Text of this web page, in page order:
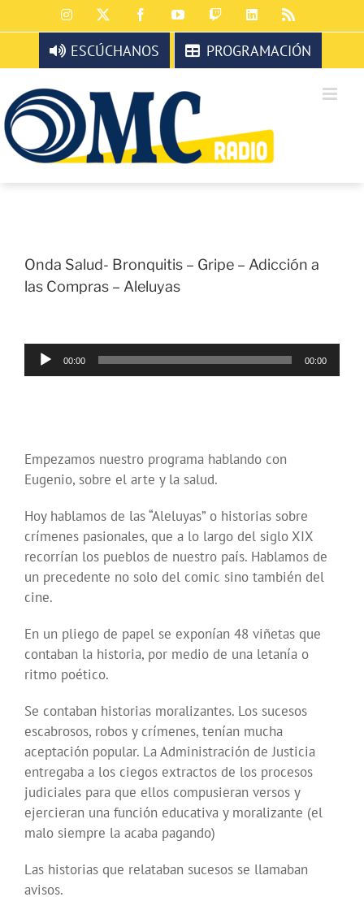
al
contenido
Instagram FacebookYouTubeTwitchLinkedIn
ESCÚCHANOS PROGRAMACIÓN
Onda Salud- Bronquitis – Gripe – Adicción a
las Compras – Aleluyas
Reproductor
de
00:00 00:00
Empezamos nuestro programa hablando con
Eugenio, sobre el arte y la salud.
Hoy hablamos de las “Aleluyas” o historias sobre
crímenes pasionales, que a lo largo del siglo XIX
recorrían los pueblos de nuestro país. Hablamos de
un precedente no solo del comic sino también del
cine.
En un pliego de papel se exponían 48 viñetas que
contaban la historia, por medio de una letanía o
ritmo poético.
Se contaban historias moralizantes. Los sucesos
escabrosos, robos y crímenes, tenían mucha
aceptación popular. La Administración de Justicia
entregaba a los ciegos extractos de los procesos
judiciales para que ellos compusieran versos y
ejercieran una función educativa y moralizante (el
malo siempre la acaba pagando)
Las historias que relataban sucesos se llamaban
avisos.